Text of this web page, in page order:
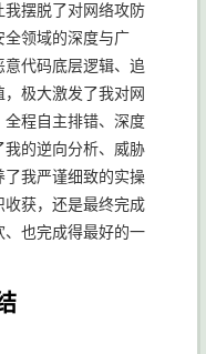
摆脱了对网络攻防
全领域的深度与广
代码底层逻辑、追
极大激发了我对网
程自主排错、深度
的逆向分析、威胁
我严谨细致的实操
收获，还是最终完成
、也完成得最好的一